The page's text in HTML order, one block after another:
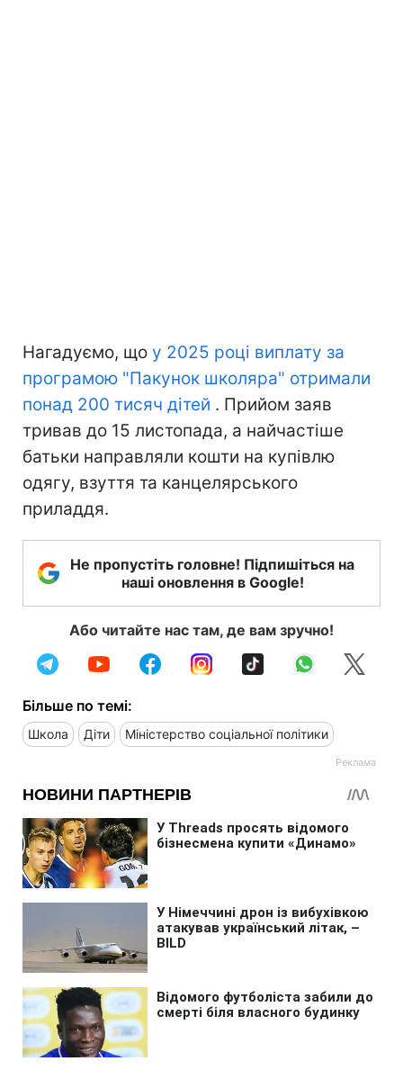
Нагадуємо, що у 2025 році виплату за
програмою "Пакунок школяра" отримали
понад 200 тисяч дітей . Прийом заяв
тривав до 15 листопада, а найчастіше
батьки направляли кошти на купівлю
одягу, взуття та канцелярського
приладдя.
Не пропустіть головне! Підпишіться на
наші оновлення в Google!
Або читайте нас там, де вам зручно!
Більше по темі:
Школа Діти Міністерство соціальної політики